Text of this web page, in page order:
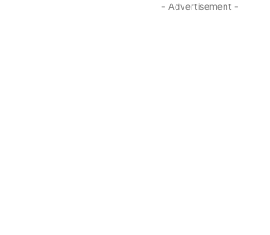
- Advertisement -